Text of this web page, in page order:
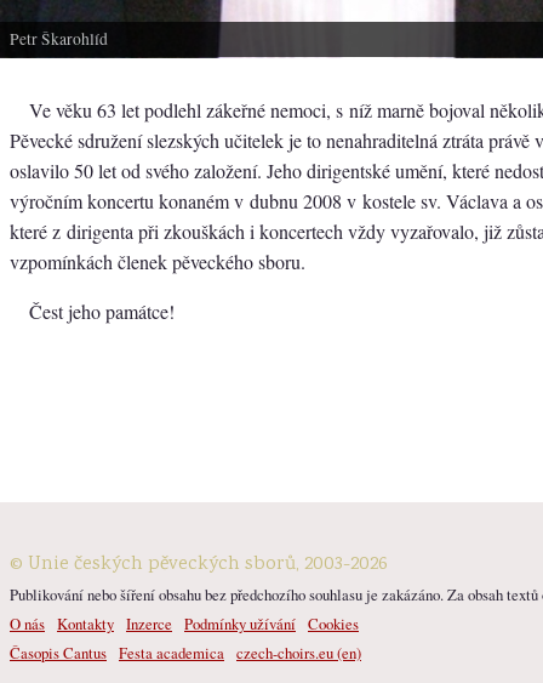
Petr Škarohlíd
Ve věku 63 let podlehl zákeřné nemoci, s níž marně bojoval
Pěvecké sdružení slezských učitelek je to nenahraditelná ztráta právě
oslavilo 50 let od svého založení. Jeho dirigentské umění, které
výročním koncertu konaném v dubnu 2008 v kostele sv. Václava a
které z dirigenta při zkouškách i koncertech vždy vyzařovalo, již
vzpomínkách členek pěveckého sboru.
Čest jeho památce!
© Unie českých pěveckých sborů, 2003-2026
Publikování nebo šíření obsahu bez předchozího souhlasu je zakázáno. Za obsah
O nás Kontakty Inzerce Podmínky užívání Cookies
Časopis Cantus Festa academica czech-choirs.eu (en)